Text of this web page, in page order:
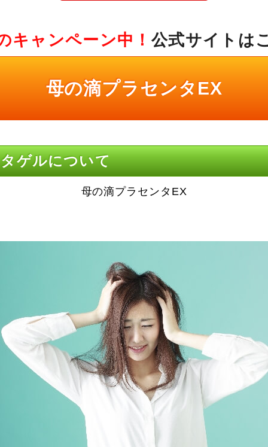
キャンペーン中！ 公式サイトは
母の滴プラセンタEX
ゲルについて
母の滴プラセンタEX